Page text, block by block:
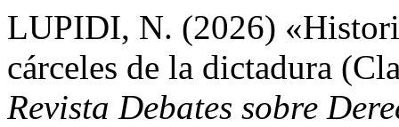
LUPIDI, N. (2026)
cárceles de la dictadura
Revista Debates sobre